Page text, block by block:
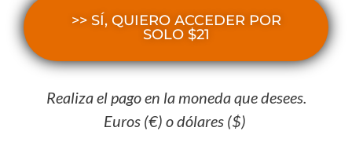
>> SÍ, QUIERO ACCEDER POR
SOLO $21
Realiza el pago en la moneda que desees.
Euros (€) o dólares ($)